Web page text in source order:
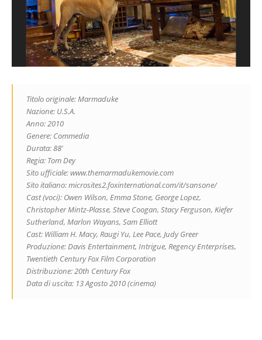
Titolo originale: Marmaduke
Nazione: U.S.A.
Anno: 2010
Genere: Commedia
Durata: 88′
Regia: Tom Dey
Sito ufficiale: www.themarmadukemovie.com
Sito italiano: microsites2.foxinternational.com/it/sansone/
Cast (voci): Owen Wilson, Emma Stone, George Lopez,
Christopher Mintz-Plasse, Steve Coogan, Stacy Ferguson, Kiefer
Sutherland, Marlon Wayans, Sam Elliott
Cast: William H. Macy, Raugi Yu, Lee Pace, Judy Greer
Produzione: Davis Entertainment, Intrigue, Regency Enterprises,
Twentieth Century Fox Film Corporation
Distribuzione: 20th Century Fox
Data di uscita: 13 Agosto 2010 (cinema)